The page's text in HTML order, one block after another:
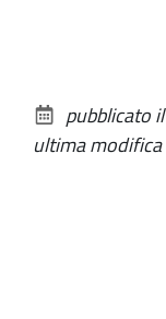
documento
pubblicato il
ultima modifica